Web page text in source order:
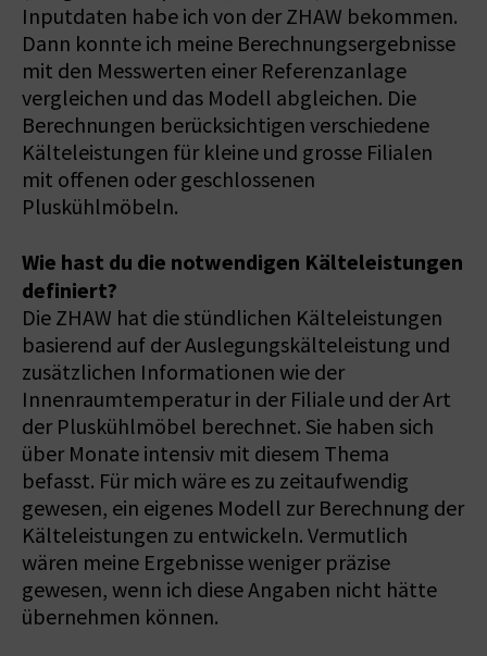
Inputdaten habe ich von der ZHAW bekommen.
Dann konnte ich meine Berechnungsergebnisse
mit den Messwerten einer Referenzanlage
vergleichen und das Modell abgleichen. Die
Berechnungen berücksichtigen verschiedene
Kälteleistungen für kleine und grosse Filialen
mit offenen oder geschlossenen
Pluskühlmöbeln.
Wie hast du die notwendigen Kälteleistungen
definiert?
Die ZHAW hat die stündlichen Kälteleistungen
basierend auf der Auslegungskälteleistung und
zusätzlichen Informationen wie der
Innenraumtemperatur in der Filiale und der Art
der Pluskühlmöbel berechnet. Sie haben sich
über Monate intensiv mit diesem Thema
befasst. Für mich wäre es zu zeitaufwendig
gewesen, ein eigenes Modell zur Berechnung der
Kälteleistungen zu entwickeln. Vermutlich
wären meine Ergebnisse weniger präzise
gewesen, wenn ich diese Angaben nicht hätte
übernehmen können.